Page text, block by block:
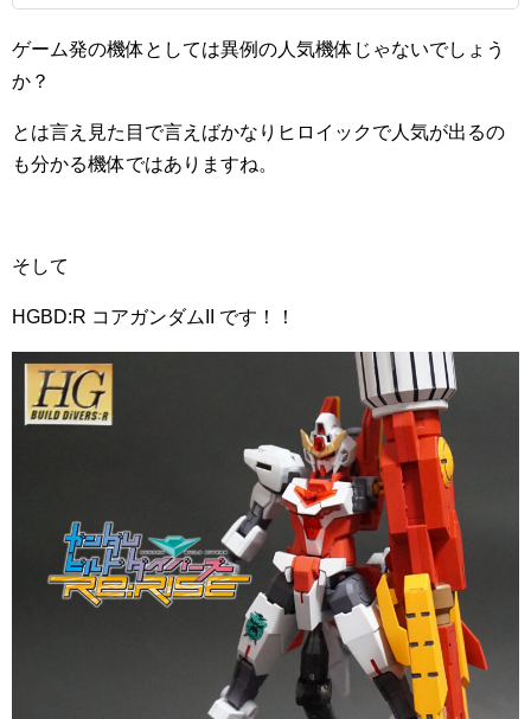
ゲーム発の機体としては異例の人気機体じゃないでしょう
か？
とは言え見た目で言えばかなりヒロイックで人気が出るの
も分かる機体ではありますね。
そして
HGBD:R コアガンダムII です！！